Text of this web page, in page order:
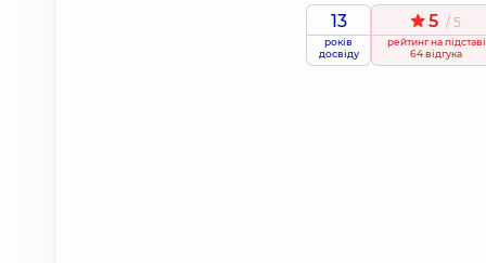
13
років
досвіду
5 / 5
рейтингна підставі
64 відгука